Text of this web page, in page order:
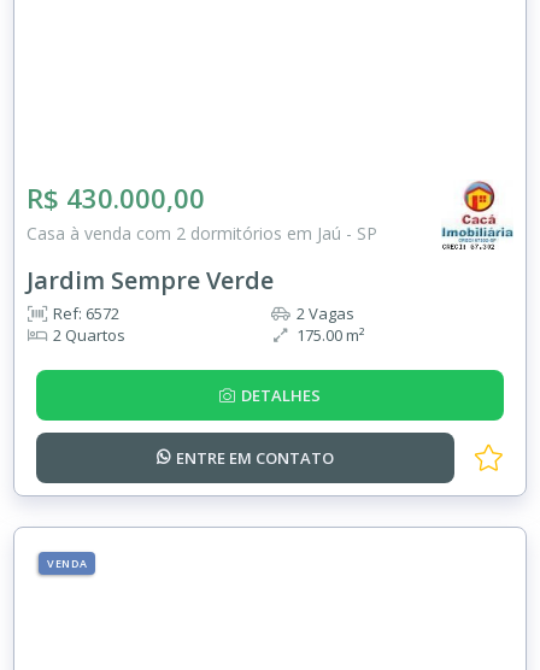
R$ 430.000,00
Casa à venda com 2 dormitórios em Jaú - SP
Jardim Sempre Verde
Ref: 6572
2 Quartos
2 Vagas
175.00 m²
DETALHES
ENTRE EM CONTATO
VENDA